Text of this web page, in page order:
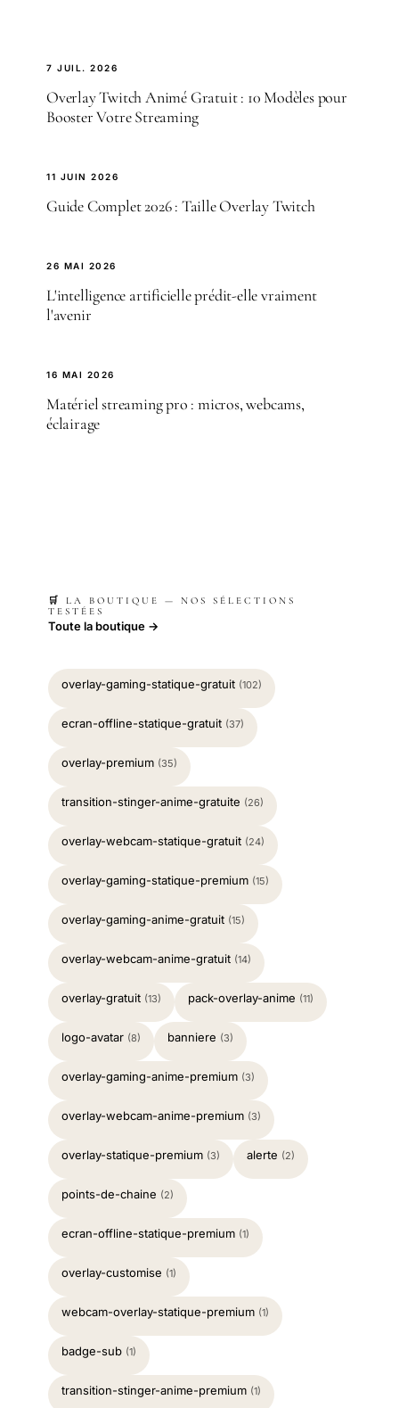
7 JUIL. 2026
Overlay Twitch Animé Gratuit : 10 Modèles pour
Booster Votre Streaming
11 JUIN 2026
Guide Complet 2026 : Taille Overlay Twitch
26 MAI 2026
L'intelligence artificielle prédit-elle vraiment
l'avenir
16 MAI 2026
Matériel streaming pro : micros, webcams,
éclairage
🛒 LA BOUTIQUE — NOS SÉLECTIONS
TESTÉES
Toute la boutique →
overlay-gaming-statique-gratuit (102)
ecran-offline-statique-gratuit (37)
overlay-premium (35)
transition-stinger-anime-gratuite (26)
overlay-webcam-statique-gratuit (24)
overlay-gaming-statique-premium (15)
overlay-gaming-anime-gratuit (15)
overlay-webcam-anime-gratuit (14)
overlay-gratuit (13) pack-overlay-anime (11)
logo-avatar (8) banniere (3)
overlay-gaming-anime-premium (3)
overlay-webcam-anime-premium (3)
overlay-statique-premium (3) alerte (2)
points-de-chaine (2)
ecran-offline-statique-premium (1)
overlay-customise (1)
webcam-overlay-statique-premium (1)
badge-sub (1)
transition-stinger-anime-premium (1)